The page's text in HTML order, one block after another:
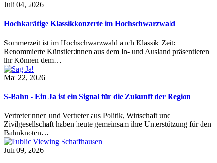
Juli 04, 2026
Hochkarätige Klassikkonzerte im Hochschwarzwald
Sommerzeit ist im Hochschwarzwald auch Klassik-Zeit:
Renommierte Künstler:innen aus dem In- und Ausland präsentieren
ihr Können dem…
Mai 22, 2026
S-Bahn - Ein Ja ist ein Signal für die Zukunft der Region
Vertreterinnen und Vertreter aus Politik, Wirtschaft und
Zivilgesellschaft haben heute gemeinsam ihre Unterstützung für den
Bahnknoten…
Juli 09, 2026